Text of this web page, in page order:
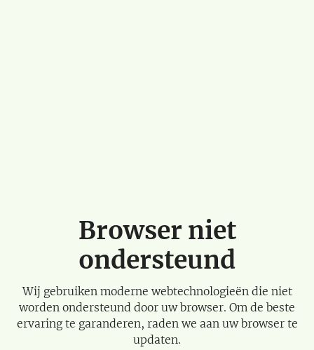
Browser niet
ondersteund
Wij gebruiken moderne webtechnologieën die niet
worden ondersteund door uw browser. Om de beste
ervaring te garanderen, raden we aan uw browser te
updaten.